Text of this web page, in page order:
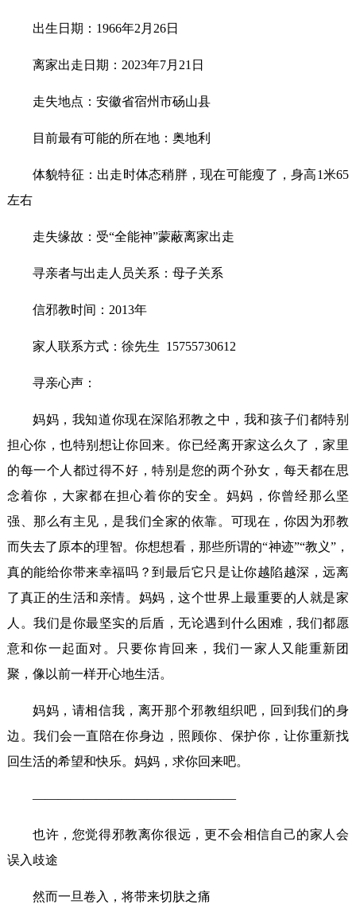
出生日期：1966年2月26日
离家出走日期：2023年7月21日
走失地点：安徽省宿州市砀山县
目前最有可能的所在地：奥地利
体貌特征：出走时体态稍胖，现在可能瘦了，身高1米65
左右
走失缘故：受“全能神”蒙蔽离家出走
寻亲者与出走人员关系：母子关系
信邪教时间：2013年
家人联系方式：徐先生 15755730612
寻亲心声：
妈妈，我知道你现在深陷邪教之中，我和孩子们都特别
担心你，也特别想让你回来。你已经离开家这么久了，家里
的每一个人都过得不好，特别是您的两个孙女，每天都在思
念着你，大家都在担心着你的安全。妈妈，你曾经那么坚
强、那么有主见，是我们全家的依靠。可现在，你因为邪教
而失去了原本的理智。你想想看，那些所谓的“神迹”“教义”，
真的能给你带来幸福吗？到最后它只是让你越陷越深，远离
了真正的生活和亲情。妈妈，这个世界上最重要的人就是家
人。我们是你最坚实的后盾，无论遇到什么困难，我们都愿
意和你一起面对。只要你肯回来，我们一家人又能重新团
聚，像以前一样开心地生活。
妈妈，请相信我，离开那个邪教组织吧，回到我们的身
边。我们会一直陪在你身边，照顾你、保护你，让你重新找
回生活的希望和快乐。妈妈，求你回来吧。
————————————————
也许，您觉得邪教离你很远，更不会相信自己的家人会
误入歧途
然而一旦卷入，将带来切肤之痛